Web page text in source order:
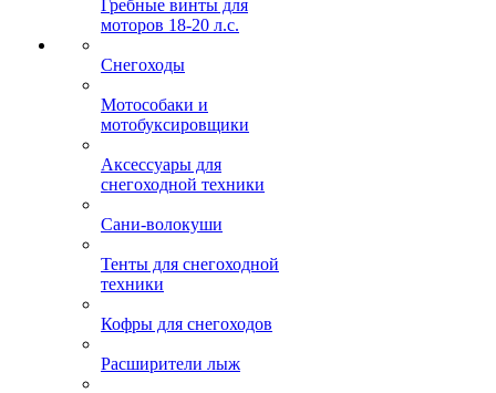
Гребные винты для
моторов 18-20 л.с.
Снегоходы
Мотособаки и
мотобуксировщики
Аксессуары для
снегоходной техники
Сани-волокуши
Тенты для снегоходной
техники
Кофры для снегоходов
Расширители лыж